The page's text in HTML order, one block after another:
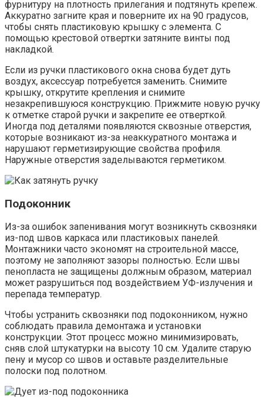
фурнитуру на плотность прилегания и подтянуть крепеж.
Аккуратно загните края и поверните их на 90 градусов,
чтобы снять пластиковую крышку с элемента. С
помощью крестовой отвертки затяните винты под
накладкой.
Если из ручки пластикового окна снова будет дуть
воздух, аксессуар потребуется заменить. Снимите
крышку, открутите крепления и снимите
незакрепившуюся конструкцию. Прижмите новую ручку
к отметке старой ручки и закрепите ее отверткой.
Иногда под деталями появляются сквозные отверстия,
которые возникают из-за неаккуратного монтажа и
нарушают герметизирующие свойства профиля.
Наружные отверстия заделываются герметиком.
Подоконник
Из-за ошибок запенивания могут возникнуть сквозняки
из-под швов каркаса или пластиковых панелей.
Монтажники часто экономят на строительной массе,
поэтому не заполняют зазоры полностью. Если швы
пенопласта не защищены должным образом, материал
может разрушиться под воздействием УФ-излучения и
перепада температур.
Чтобы устранить сквозняки под подоконником, нужно
соблюдать правила демонтажа и установки
конструкции. Этот процесс можно минимизировать,
сняв слой штукатурки на высоту 10 см. Удалите старую
пену и мусор со швов и оставьте разделительные
полоски под полотном.